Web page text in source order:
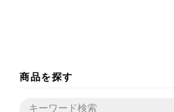
商品を探す